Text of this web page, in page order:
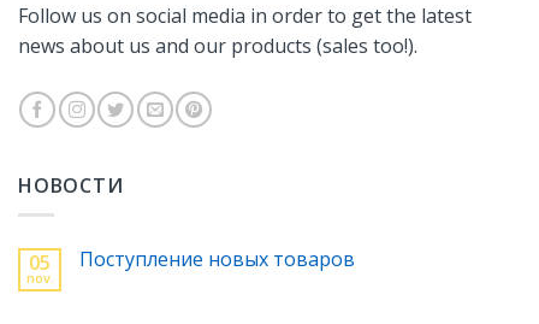
Follow us on social media in order to get the latest
news about us and our products (sales too!).
НОВОСТИ
05
nov.
Поступление новых товаров